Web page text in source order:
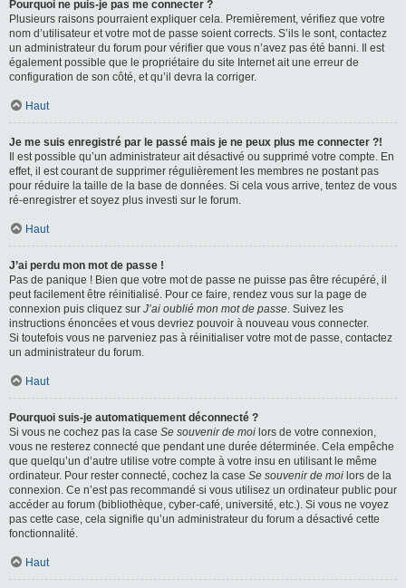
Pourquoi ne puis-je pas me connecter ?
Plusieurs raisons pourraient expliquer cela. Premièrement, vérifiez que votre
nom d’utilisateur et votre mot de passe soient corrects. S’ils le sont, contactez
un administrateur du forum pour vérifier que vous n’avez pas été banni. Il est
également possible que le propriétaire du site Internet ait une erreur de
configuration de son côté, et qu’il devra la corriger.
Haut
Je me suis enregistré par le passé mais je ne peux plus me connecter ?!
Il est possible qu’un administrateur ait désactivé ou supprimé votre compte. En
effet, il est courant de supprimer régulièrement les membres ne postant pas
pour réduire la taille de la base de données. Si cela vous arrive, tentez de vous
ré-enregistrer et soyez plus investi sur le forum.
Haut
J’ai perdu mon mot de passe !
Pas de panique ! Bien que votre mot de passe ne puisse pas être récupéré, il
peut facilement être réinitialisé. Pour ce faire, rendez vous sur la page de
connexion puis cliquez sur J’ai oublié mon mot de passe. Suivez les
instructions énoncées et vous devriez pouvoir à nouveau vous connecter.
Si toutefois vous ne parveniez pas à réinitialiser votre mot de passe, contactez
un administrateur du forum.
Haut
Pourquoi suis-je automatiquement déconnecté ?
Si vous ne cochez pas la case Se souvenir de moi lors de votre connexion,
vous ne resterez connecté que pendant une durée déterminée. Cela empêche
que quelqu’un d’autre utilise votre compte à votre insu en utilisant le même
ordinateur. Pour rester connecté, cochez la case Se souvenir de moi lors de la
connexion. Ce n’est pas recommandé si vous utilisez un ordinateur public pour
accéder au forum (bibliothèque, cyber-café, université, etc.). Si vous ne voyez
pas cette case, cela signifie qu’un administrateur du forum a désactivé cette
fonctionnalité.
Haut